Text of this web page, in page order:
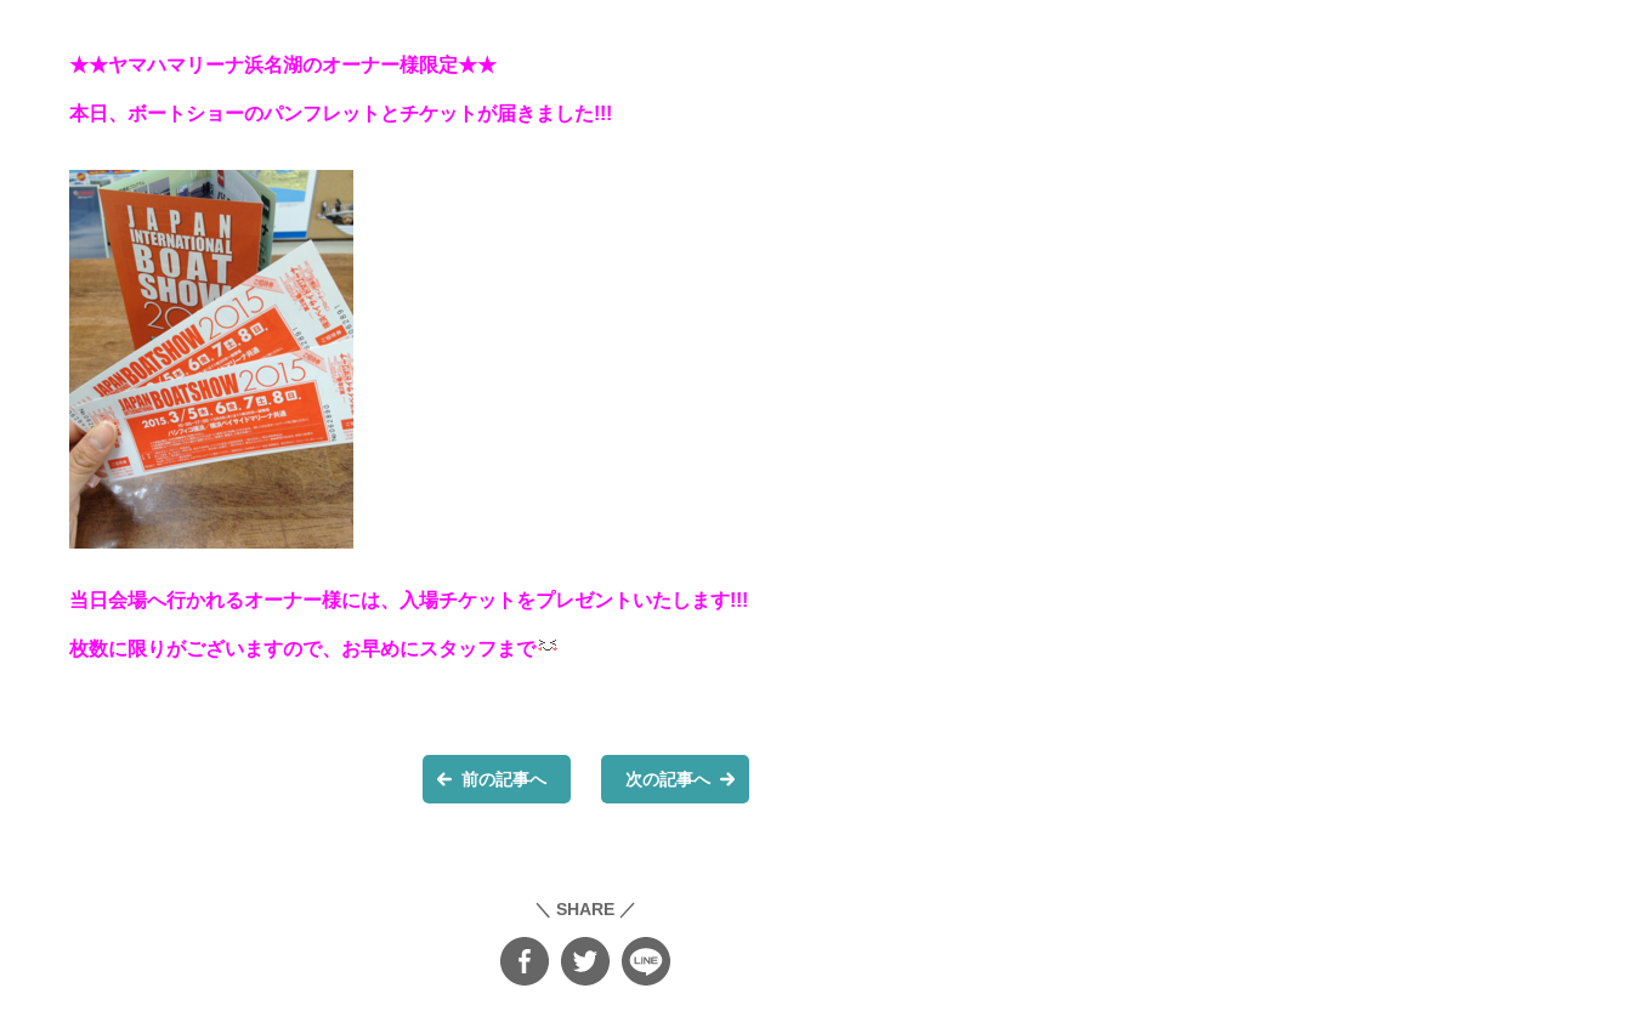
★★ヤマハマリーナ浜名湖のオーナー様限定★★
本日、ボートショーのパンフレットとチケットが届きました!!!
当日会場へ行かれるオーナー様には、入場チケットをプレゼントいたします!!!
枚数に限りがございますので、お早めにスタッフまで
前の記事へ 次の記事へ
＼ SHARE ／